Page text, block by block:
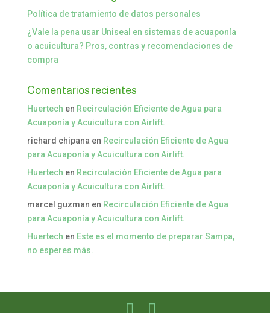
Política de tratamiento de datos personales
¿Vale la pena usar Uniseal en sistemas de acuaponía
o acuicultura? Pros, contras y recomendaciones de
compra
Comentarios recientes
Huertech en Recirculación Eficiente de Agua para
Acuaponía y Acuicultura con Airlift.
richard chipana en Recirculación Eficiente de Agua
para Acuaponía y Acuicultura con Airlift.
Huertech en Recirculación Eficiente de Agua para
Acuaponía y Acuicultura con Airlift.
marcel guzman en Recirculación Eficiente de Agua
para Acuaponía y Acuicultura con Airlift.
Huertech en Este es el momento de preparar Sampa,
no esperes más.